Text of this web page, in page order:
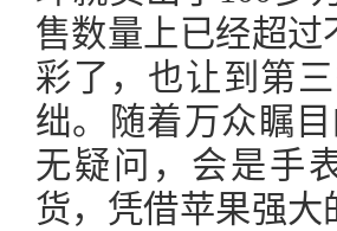
售数量上已经超
彩了，也让到第
绌。随着万众瞩目
无疑问，会是手
货，凭借苹果强